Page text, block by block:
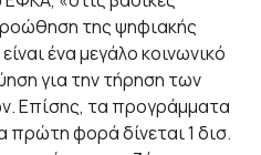
της ψηφιακής
ένα μεγάλο κοινωνικό
για την τήρηση των
Επίσης, τα προγράμματα
πρώτη φορά δίνεται 1 δισ.